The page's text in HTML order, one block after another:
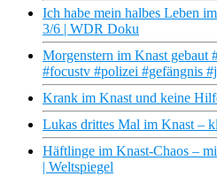
Ich habe mein halbes Leben
3/6 | WDR Doku
Morgenstern im Knast gebaut
#focustv #polizei #gefängnis
Krank im Knast und keine
Lukas drittes Mal im Knast –
Häftlinge im Knast-Chaos –
| Weltspiegel